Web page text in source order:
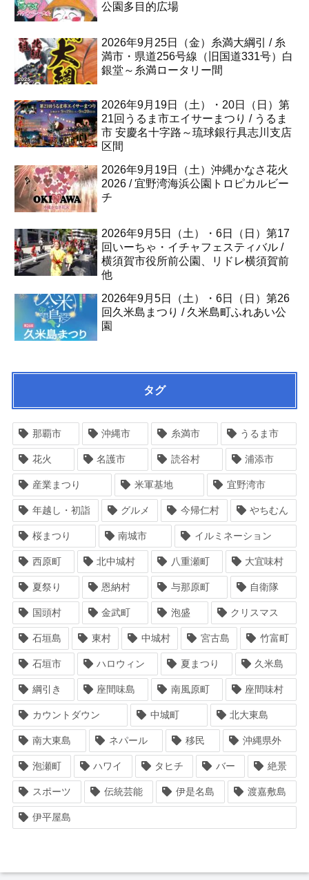
公園多目的広場
2026年9月25日（金）糸満大綱引 / 糸
満市・県道256号線（旧国道331号）白
銀堂～糸満ロータリー間
2026年9月19日（土）・20日（日）第
21回うるま市エイサーまつり / うるま
市 安慶名十字路～琉球銀行具志川支店
区間
2026年9月19日（土）沖縄かなさ花火
2026 / 宜野湾海浜公園トロピカルビー
チ
2026年9月5日（土）・6日（日）第17
回いーちゃ・イチャフェスティバル /
横須賀市役所前公園、リドレ横須賀前
他
2026年9月5日（土）・6日（日）第26
回久米島まつり / 久米島町ふれあい公
園
タグ
那覇市 沖縄市 糸満市 うるま市
花火 名護市 読谷村 浦添市
産業まつり 米軍基地 宜野湾市
年越し・初詣 グルメ 今帰仁村 やちむん
桜まつり 南城市 イルミネーション
西原町 北中城村 八重瀬町 大宜味村
夏祭り 恩納村 与那原町 自衛隊
国頭村 金武町 泡盛 クリスマス
石垣島 東村 中城村 宮古島 竹富町
石垣市 ハロウィン 夏まつり 久米島
綱引き 座間味島 南風原町 座間味村
カウントダウン 中城町 北大東島
南大東島 ネパール 移民 沖縄県外
泡瀬町 ハワイ タヒチ バー 絶景
スポーツ 伝統芸能 伊是名島 渡嘉敷島
伊平屋島